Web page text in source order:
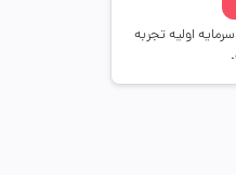
اولیه تجربه